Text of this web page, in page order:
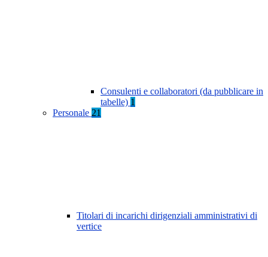
Consulenti e collaboratori (da pubblicare in
tabelle) 1
Personale 21
Titolari di incarichi dirigenziali amministrativi di
vertice